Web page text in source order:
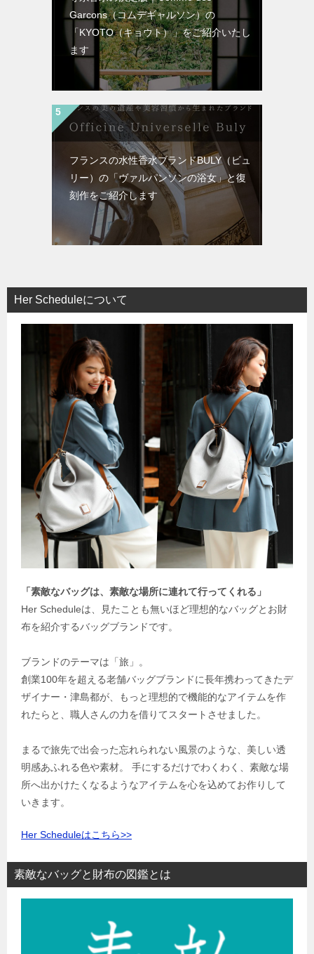
Garcons（コムデギャルソン）の
「KYOTO（キョウト）」をご紹介いたし
ます
フランスの水性香水ブランドBULY（ビュ
リー）の「ヴァルパンソンの浴女」と復
刻作をご紹介します
Her Scheduleについて
「素敵なバッグは、素敵な場所に連れて行ってくれる」
Her Scheduleは、見たことも無いほど理想的なバッグとお財
布を紹介するバッグブランドです。
ブランドのテーマは「旅」。
創業100年を超える老舗バッグブランドに長年携わってきたデ
ザイナー・津島都が、もっと理想的で機能的なアイテムを作
れたらと、職人さんの力を借りてスタートさせました。
まるで旅先で出会った忘れられない風景のような、美しい透
明感あふれる色や素材。 手にするだけでわくわく、素敵な場
所へ出かけたくなるようなアイテムを心を込めてお作りして
いきます。
Her Scheduleはこちら>>
素敵なバッグと財布の図鑑とは